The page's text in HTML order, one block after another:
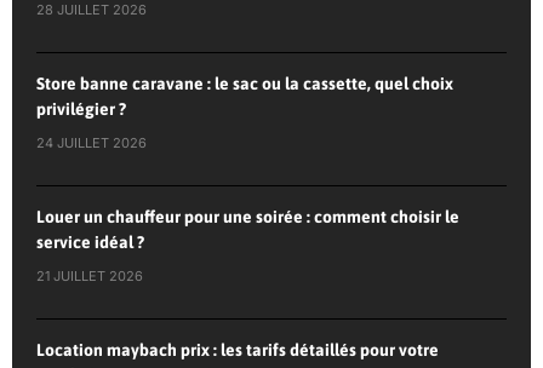
28 JUILLET 2026
Store banne caravane : le sac ou la cassette, quel choix
privilégier ?
24 JUILLET 2026
Louer un chauffeur pour une soirée : comment choisir le
service idéal ?
21 JUILLET 2026
Location maybach prix : les tarifs détaillés pour votre